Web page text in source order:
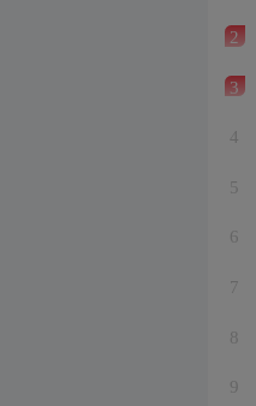
2
3
4
5
6
7
8
9